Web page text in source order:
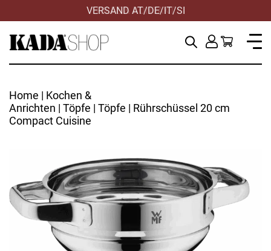
VERSAND AT/DE/IT/SI
Home | Kochen &
Anrichten | Töpfe | Töpfe | Rührschüssel 20 cm
Compact Cuisine